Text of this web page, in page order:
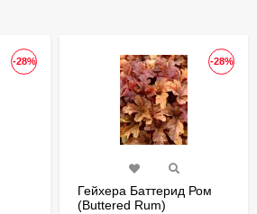
-28% -28%
Гейхера Баттерид Ром
(Buttered Rum)